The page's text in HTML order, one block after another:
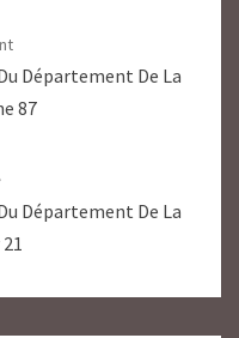
Département De La
87
Département De La